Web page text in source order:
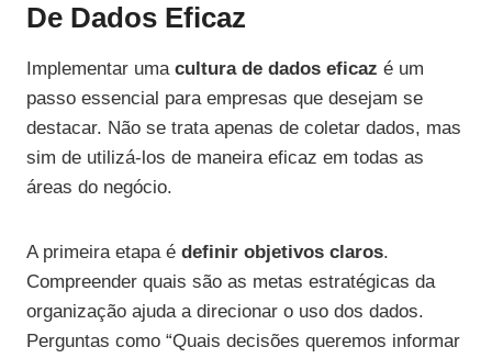
De Dados Eficaz
Implementar uma cultura de dados eficaz é um
passo essencial para empresas que desejam se
destacar. Não se trata apenas de coletar dados, mas
sim de utilizá-los de maneira eficaz em todas as
áreas do negócio.
A primeira etapa é definir objetivos claros.
Compreender quais são as metas estratégicas da
organização ajuda a direcionar o uso dos dados.
Perguntas como “Quais decisões queremos informar